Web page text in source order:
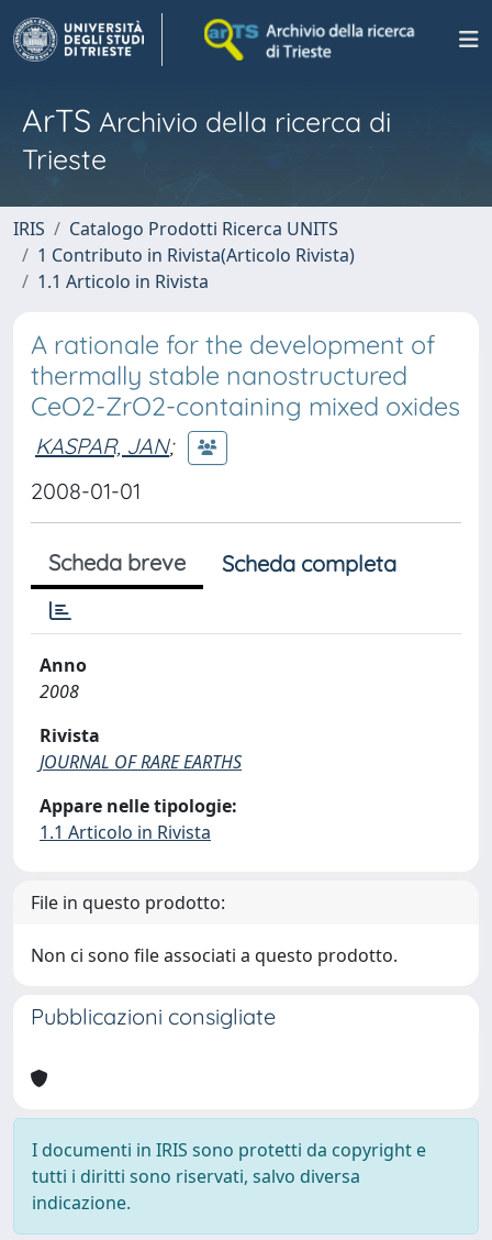
ArTS Archivio della ricerca di
Trieste
IRIS
Catalogo Prodotti Ricerca UNITS
1 Contributo in Rivista(Articolo Rivista)
1.1 Articolo in Rivista
A rationale for the development of
thermally stable nanostructured
CeO2-ZrO2-containing mixed oxides
KASPAR, JAN;
2008-01-01
Scheda breve Scheda completa
Anno
2008
Rivista
JOURNAL OF RARE EARTHS
Appare nelle tipologie:
1.1 Articolo in Rivista
File in questo prodotto:
Non ci sono file associati a questo prodotto.
Pubblicazioni consigliate
I documenti in IRIS sono protetti da copyright e
tutti i diritti sono riservati, salvo diversa
indicazione.